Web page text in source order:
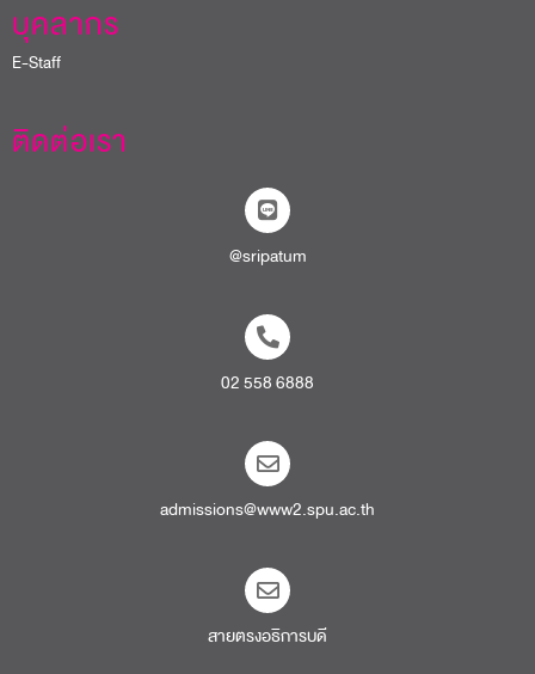
บุคลากร
E-Staff
ติดต่อเรา
@sripatum
02 558 6888
admissions@www2.spu.ac.th
สายตรงอธิการบดี​